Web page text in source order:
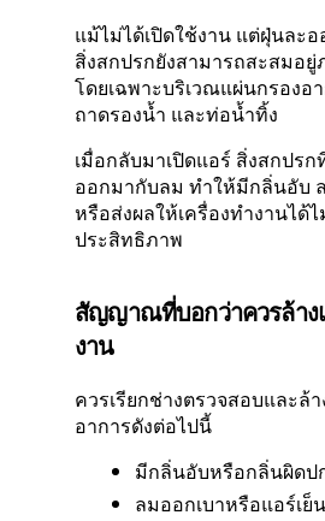
แม้ไม่ได้เปิดใช้งาน แต่ฝุ่นละ
สิ่งสกปรกยังสามารถสะสมอยู่
โดยเฉพาะบริเวณแผ่นกรองอ
ถาดรองน้ำ และท่อน้ำทิ้ง
เมื่อกลับมาเปิดแอร์ สิ่งสกปร
ออกมากับลม ทำให้มีกลิ่นอับ
หรือส่งผลให้เครื่องทำงานได้ไ
ประสิทธิภาพ
สัญญาณที่บอกว่าควรล้าง
งาน
ควรเรียกช่างตรวจสอบและล้
อาการดังต่อไปนี้
มีกลิ่นอับหรือกลิ่นผิดป
ลมออกเบาหรือแอร์เย็